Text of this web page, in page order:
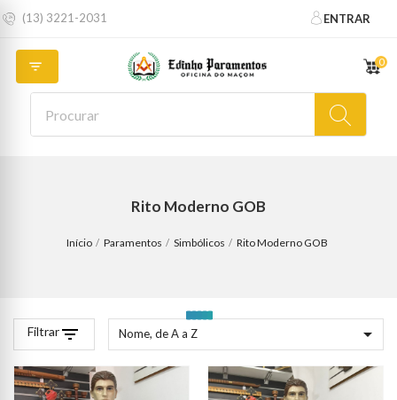
(13) 3221-2031 ENTRAR
 0
Rito Moderno GOB
Início Paramentos Simbólicos Rito Moderno GOB
Filtrarfilter_list Nome, de A a Z 